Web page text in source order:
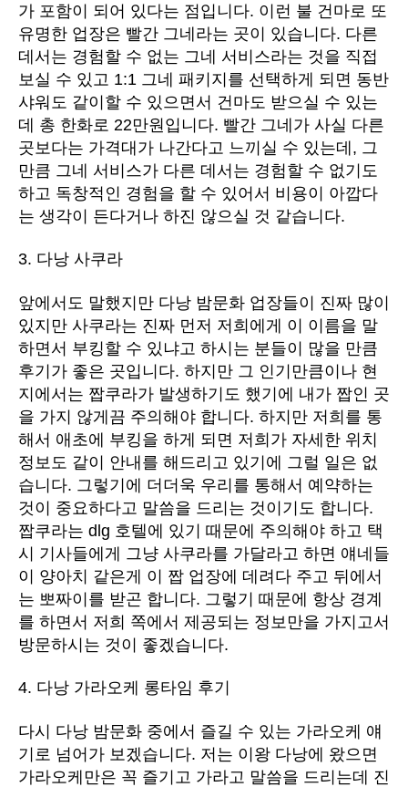
가 포함이 되어 있다는 점입니다. 이런 불 건마로 또
유명한 업장은 빨간 그네라는 곳이 있습니다. 다른
데서는 경험할 수 없는 그네 서비스라는 것을 직접
보실 수 있고 1:1 그네 패키지를 선택하게 되면 동반
샤워도 같이할 수 있으면서 건마도 받으실 수 있는
데 총 한화로 22만원입니다. 빨간 그네가 사실 다른
곳보다는 가격대가 나간다고 느끼실 수 있는데, 그
만큼 그네 서비스가 다른 데서는 경험할 수 없기도
하고 독창적인 경험을 할 수 있어서 비용이 아깝다
는 생각이 든다거나 하진 않으실 것 같습니다.
3. 다낭 사쿠라
앞에서도 말했지만 다낭 밤문화 업장들이 진짜 많이
있지만 사쿠라는 진짜 먼저 저희에게 이 이름을 말
하면서 부킹할 수 있냐고 하시는 분들이 많을 만큼
후기가 좋은 곳입니다. 하지만 그 인기만큼이나 현
지에서는 짭쿠라가 발생하기도 했기에 내가 짭인 곳
을 가지 않게끔 주의해야 합니다. 하지만 저희를 통
해서 애초에 부킹을 하게 되면 저희가 자세한 위치
정보도 같이 안내를 해드리고 있기에 그럴 일은 없
습니다. 그렇기에 더더욱 우리를 통해서 예약하는
것이 중요하다고 말씀을 드리는 것이기도 합니다.
짭쿠라는 dlg 호텔에 있기 때문에 주의해야 하고 택
시 기사들에게 그냥 사쿠라를 가달라고 하면 얘네들
이 양아치 같은게 이 짭 업장에 데려다 주고 뒤에서
는 뽀짜이를 받곤 합니다. 그렇기 때문에 항상 경계
를 하면서 저희 쪽에서 제공되는 정보만을 가지고서
방문하시는 것이 좋겠습니다.
4. 다낭 가라오케 롱타임 후기
다시 다낭 밤문화 중에서 즐길 수 있는 가라오케 얘
기로 넘어가 보겠습니다. 저는 이왕 다낭에 왔으면
가라오케만은 꼭 즐기고 가라고 말씀을 드리는데 진